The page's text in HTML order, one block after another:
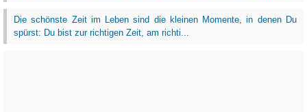
Die schönste Zeit im Leben sind die kleinen Momente, in denen Du
spürst: Du bist zur richtigen Zeit, am richti...